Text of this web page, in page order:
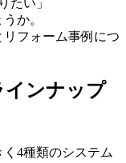
か。
フォーム事例につ
ンナップ
4種類のシステム